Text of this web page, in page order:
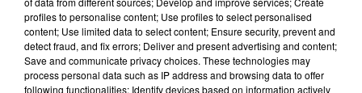
LE MAGASIN JOUÉCLUB DE REIMS FERME
SES PORTES
C'était l'une des institutions du centre-ville
profiles to personalise content; Use profiles to select personalised
content; Use limited data to select content; Ensure security, prevent and
detect fraud, and fix errors; Deliver and present advertising and content;
Save and communicate privacy choices. These technologies may
process personal data such as IP address and browsing data to offer
following functionalities: Identify devices based on information actively